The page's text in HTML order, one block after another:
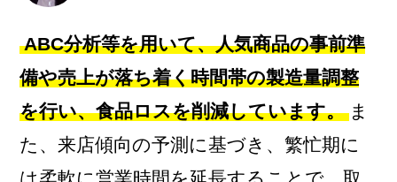
ABC分析等を用いて、人気商品の事前準
備や売上が落ち着く時間帯の製造量調整
を行い、食品ロスを削減しています。ま
た、来店傾向の予測に基づき、繁忙期に